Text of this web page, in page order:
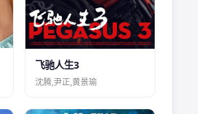
飞驰人生3
沈腾,尹正,黄景瑜